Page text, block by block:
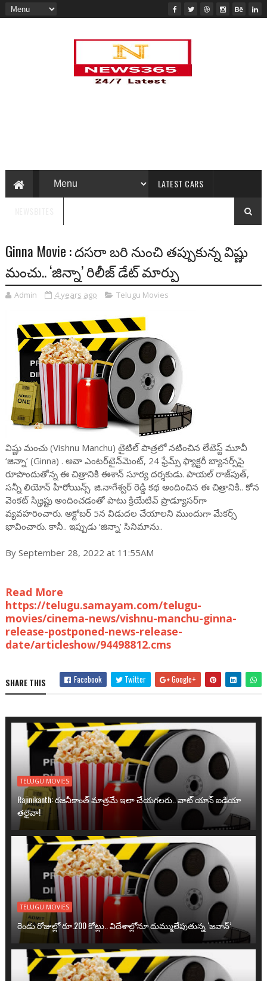
LATEST CARS
Ginna Movie : ద‌స‌రా బ‌రి నుంచి త‌ప్పుకున్న విష్ణు
మంచు.. ‘జిన్నా’ రిలీజ్ డేట్ మార్పు
Admin 4 years ago Telugu Movies
విష్ణు మంచు (Vishnu Manchu) టైటిల్ పాత్ర‌లో న‌టించిన లేటెస్ట్ మూవీ
‘జిన్నా’ (Ginna) . అవా ఎంటర్‌టైన్‌మెంట్‌, 24 ఫ్రేమ్స్ ఫ్యాక్టరీ బ్యానర్స్‌పై
రూపొందుతోన్న ఈ చిత్రానికి ఈశాన్ సూర్య దర్శకుడు. పాయ‌ల్ రాజ్‌పుత్‌,
స‌న్నీ లియోన్ హీరోయిన్స్‌. జి.నాగేశ్వర్ రెడ్డి కథ అందించిన ఈ చిత్రానికి.. కోన
వెంకట్ స్క్రిప్టు అందించడంతో పాటు క్రియేటివ్ ప్రొడ్యూసర్‌గా
వ్యవహరించారు. అక్టోబ‌ర్ 5న విడుద‌ల చేయాల‌ని ముందుగా మేకర్స్
భావించారు. కానీ.. ఇప్పుడు ‘జిన్నా’ సినిమాను..
By September 28, 2022 at 11:55AM
Read More
https://telugu.samayam.com/telugu-
movies/cinema-news/vishnu-manchu-ginna-
release-postponed-news-release-
date/articleshow/94498812.cms
SHARE THIS Facebook Twitter Google+
TELUGU MOVIES
Rajinikanth: రజనీకాంత్ మాత్రమే ఇలా చేయగలరు.. వాట్ యాన్ ఐడియా
తలైవా!
TELUGU MOVIES
రెండు రోజుల్లో రూ.200 కోట్లు.. విదేశాల్లోనూ దుమ్ములేపుతున్న ‘జవాన్’